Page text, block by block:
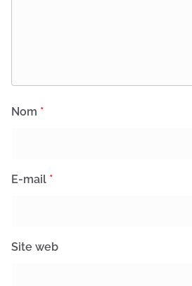
Nom *
E-mail *
Site web